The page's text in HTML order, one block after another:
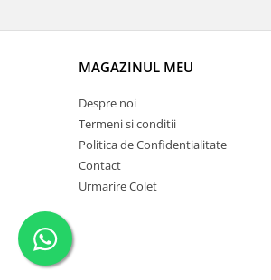
MAGAZINUL MEU
Despre noi
Termeni si conditii
Politica de Confidentialitate
Contact
Urmarire Colet